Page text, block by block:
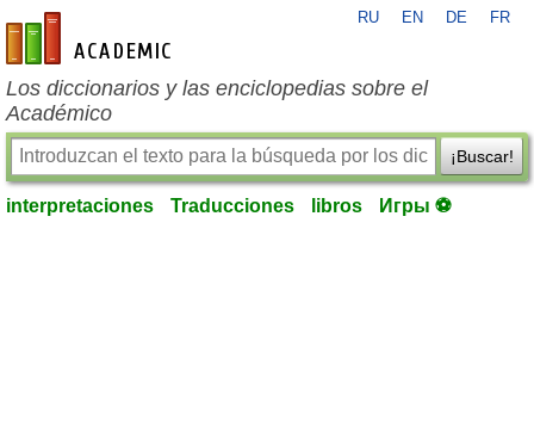
es-academic.com
RU EN DE FR
Los diccionarios y las enciclopedias sobre el
Académico
¡Buscar!
interpretaciones Traducciones libros Игры ⚽